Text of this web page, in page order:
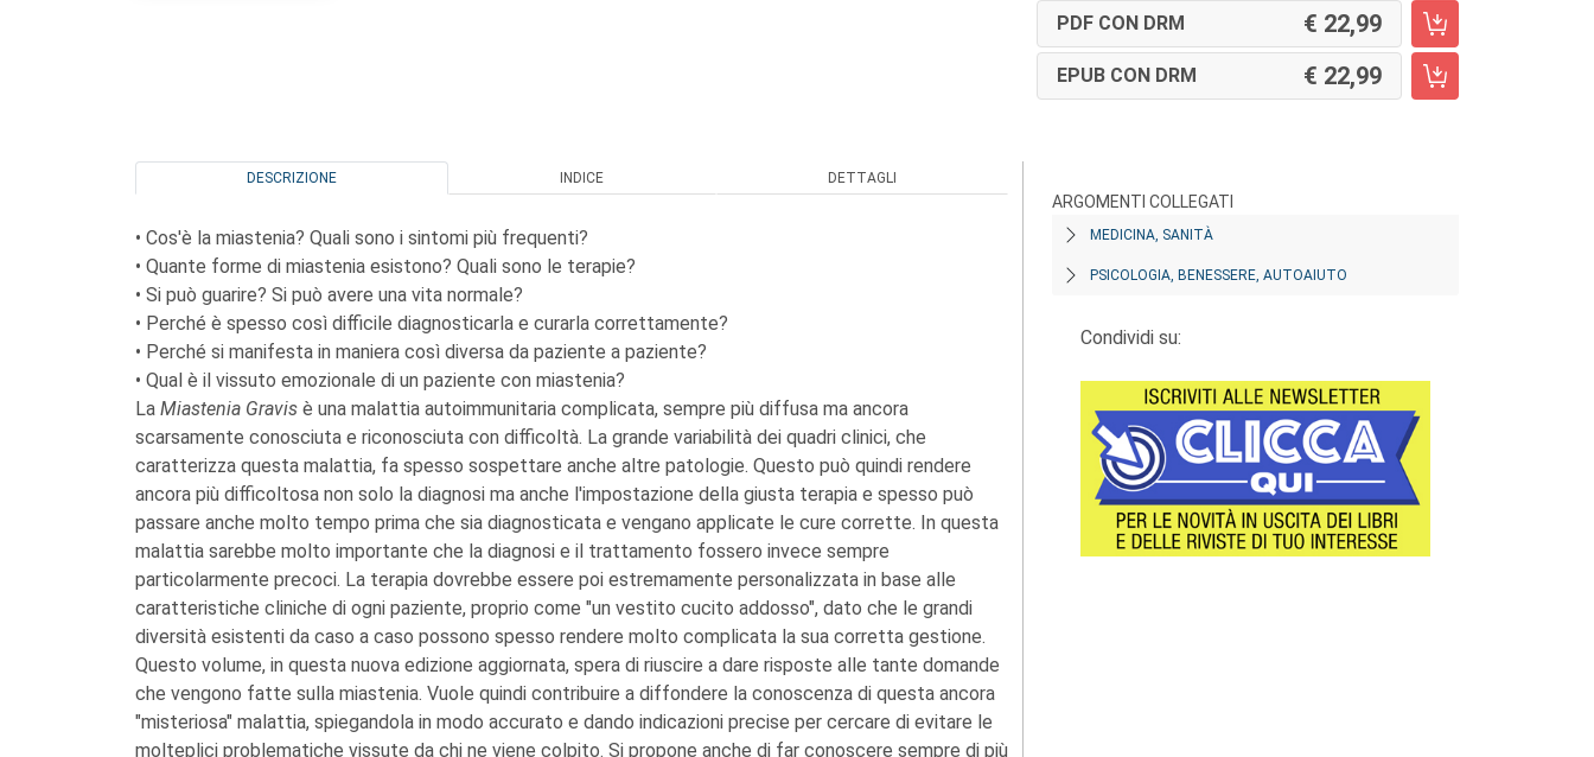
PDF CON DRM 22,99
EPUB CON DRM 22,99
DESCRIZIONE INDICE DETTAGLI
• Cos'è la miastenia? Quali sono i sintomi più frequenti?
• Quante forme di miastenia esistono? Quali sono le terapie?
• Si può guarire? Si può avere una vita normale?
• Perché è spesso così difficile diagnosticarla e curarla correttamente?
• Perché si manifesta in maniera così diversa da paziente a paziente?
• Qual è il vissuto emozionale di un paziente con miastenia?
La Miastenia Gravis è una malattia autoimmunitaria complicata, sempre più diffusa ma ancora
scarsamente conosciuta e riconosciuta con difficoltà. La grande variabilità dei quadri clinici, che
caratterizza questa malattia, fa spesso sospettare anche altre patologie. Questo può quindi rendere
ancora più difficoltosa non solo la diagnosi ma anche l'impostazione della giusta terapia e spesso può
passare anche molto tempo prima che sia diagnosticata e vengano applicate le cure corrette. In questa
malattia sarebbe molto importante che la diagnosi e il trattamento fossero invece sempre
particolarmente precoci. La terapia dovrebbe essere poi estremamente personalizzata in base alle
caratteristiche cliniche di ogni paziente, proprio come "un vestito cucito addosso", dato che le grandi
diversità esistenti da caso a caso possono spesso rendere molto complicata la sua corretta gestione.
Questo volume, in questa nuova edizione aggiornata, spera di riuscire a dare risposte alle tante domande
che vengono fatte sulla miastenia. Vuole quindi contribuire a diffondere la conoscenza di questa ancora
"misteriosa" malattia, spiegandola in modo accurato e dando indicazioni precise per cercare di evitare le
molteplici problematiche vissute da chi ne viene colpito. Si propone anche di far conoscere sempre di più
ARGOMENTI COLLEGATI
MEDICINA, SANITÀ
PSICOLOGIA, BENESSERE, AUTOAIUTO
Condividi su: